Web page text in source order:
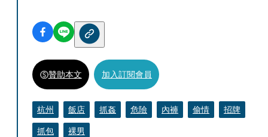
贊助本文 加入訂閱會員
杭州 飯店 抓姦 危險 內褲 偷情
招牌
抓包
裸男